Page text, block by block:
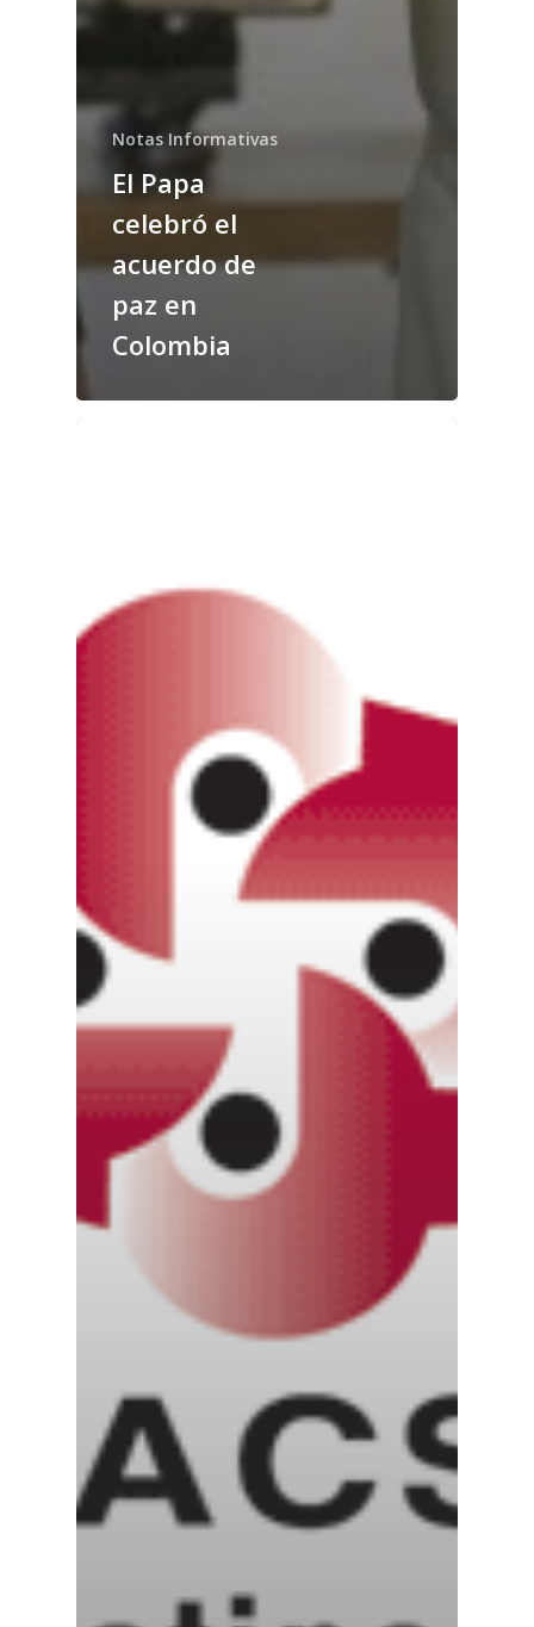
Notas Informativas
El Papa
celebró el
acuerdo de
paz en
Colombia